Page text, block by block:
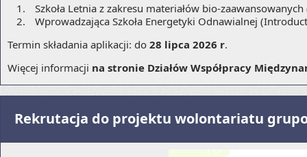
Szkoła Letnia z zakresu materiałów bio-
Wprowadzająca Szkoła Energetyki Odnawialnej
Termin składania aplikacji: do 28 lipca 2026 r.
Więcej informacji na stronie Działów Współpracy
Rekrutacja do projektu wolontariatu